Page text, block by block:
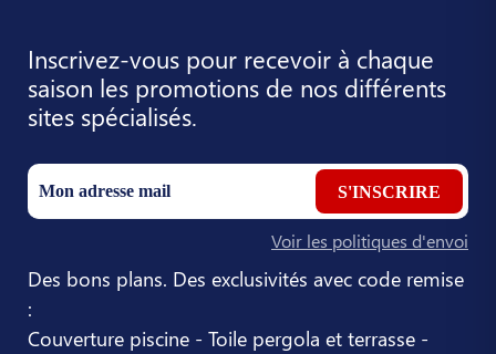
Inscrivez-vous pour recevoir à chaque
saison les promotions de nos différents
sites spécialisés.
S'INSCRIRE
Voir les politiques d'envoi
Des bons plans. Des exclusivités avec code remise
:
Couverture piscine - Toile pergola et terrasse -